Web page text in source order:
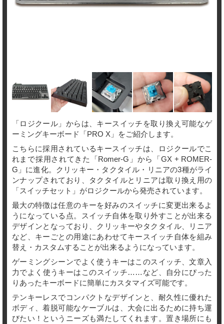
「ロジクール」からは、キースイッチを取り換え可能なゲ
ーミングキーボード「PRO X」をご紹介します。
こちらに採用されているキースイッチは、ロジクールでこ
れまで採用されてきた「Romer-G」から「GX + ROMER-
G」に進化。クリッキー・タクタイル・リニアの3種がライ
ンナップされており、タクタイルとリニアは取り換え用の
「スイッチセット」がロジクールから発売されています。
最大の特徴は任意のキーを好みのスイッチに変更出来るよ
うになっている点。スイッチ自体を取り外すことが出来る
デザインとなっており、クリッキーやタクタイル、リニア
など、キーごとの用途にあわせてキースイッチ自体を組み
替え・カスタムすることが出来るようになっています。
ゲーミングシーンでよく使うキーはこのスイッチ、文章入
力でよく使うキーはこのスイッチ……など、自分にぴった
りあったキーボードに簡単にカスタマイズ可能です。
テンキーレスでコンパクトなデザインと、耐久性に優れた
ボディ、着脱可能なケーブルは、大会に出るために持ち運
びたい！というニーズも満たしてくれます。置き場所にも